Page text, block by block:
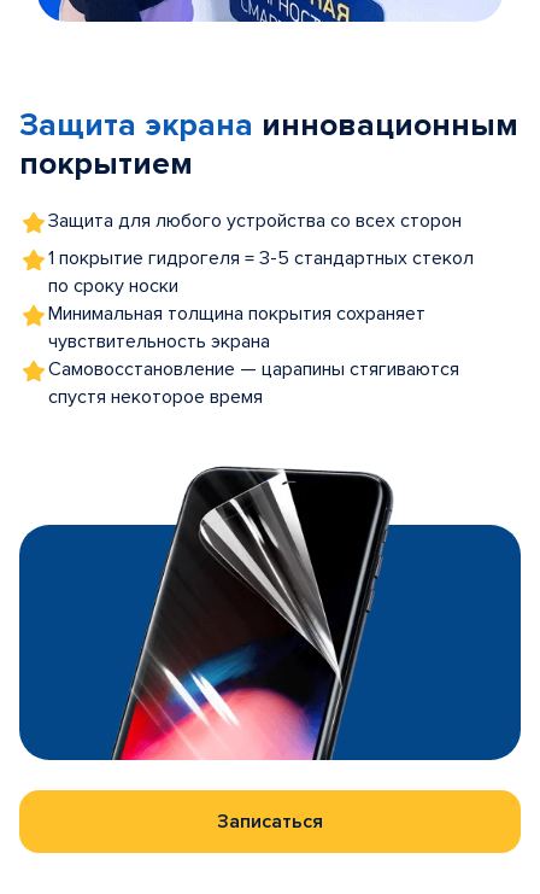
5
Защита экрана инновационным
покрытием
Защита для любого устройства со всех сторон
1 покрытие гидрогеля = 3-5 стандартных стекол
по сроку носки
Минимальная толщина покрытия сохраняет
чувствительность экрана
Самовосстановление — царапины стягиваются
спустя некоторое время
Записаться